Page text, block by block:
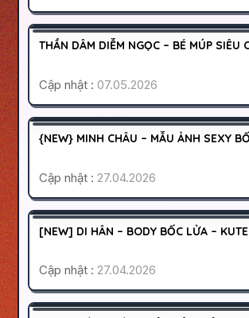
HOẠT ĐỘNG
THẦN DÂM DIỄM NGỌC – BÉ MÚP SIÊU
Cập nhật :07.05.2026
HOẠT ĐỘNG
{NEW} MINH CHÂU – MẪU ẢNH SEXY
Cập nhật : 27.04.2026
HOẠT ĐỘNG
[NEW] DI HÂN – BODY BỐC LỬA –
Cập nhật :27.04.2026